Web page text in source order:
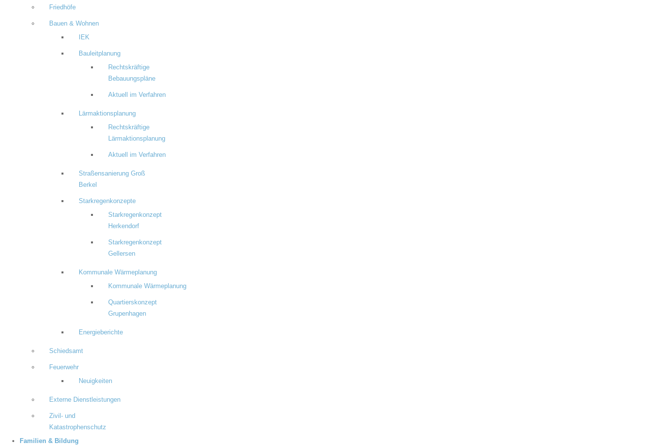
Friedhöfe
Bauen & Wohnen
IEK
Bauleitplanung
Rechtskräftige
Bebauungspläne
Aktuell im Verfahren
Lärmaktionsplanung
Rechtskräftige
Lärmaktionsplanung
Aktuell im Verfahren
Straßensanierung Groß
Berkel
Starkregenkonzepte
Starkregenkonzept
Herkendorf
Starkregenkonzept
Gellersen
Kommunale Wärmeplanung
Kommunale Wärmeplanung
Quartierskonzept
Grupenhagen
Energieberichte
Schiedsamt
Feuerwehr
Neuigkeiten
Externe Dienstleistungen
Zivil- und
Katastrophenschutz
Familien & Bildung